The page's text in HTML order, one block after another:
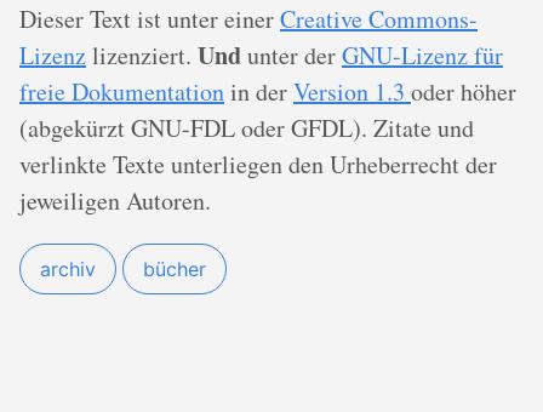
DieserTextist unter einerCreative Commons-
Lizenzlizenziert. Undunter derGNU-Lizenz für
freie Dokumentationin derVersion 1.3 oder höher
(abgekürzt GNU-FDL oder GFDL). Zitate und
verlinkte Texte unterliegen den Urheberrecht der
jeweiligen Autoren.
archiv bücher